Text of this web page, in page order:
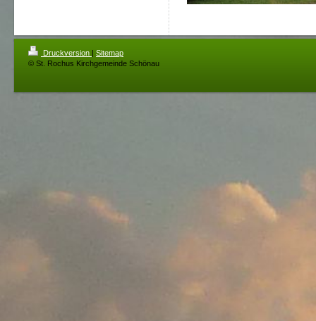
Druckversion | Sitemap
© St. Rochus Kirchgemeinde Schönau